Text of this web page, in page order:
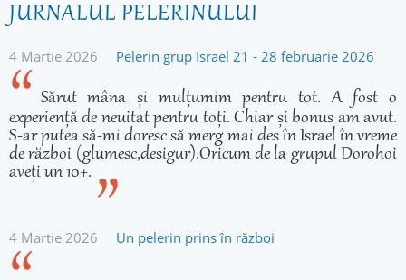
JURNALUL PELERINULUI
4 Martie 2026 Pelerin grup Israel 21 - 28 februarie 2026
Sărut mâna și mulțumim pentru tot. A fost o
experiență de neuitat pentru toți. Chiar și bonus am avut.
S-ar putea să-mi doresc să merg mai des în Israel în vreme
de război (glumesc,desigur).Oricum de la grupul Dorohoi
aveți un 10+.
4 Martie 2026 Un pelerin prins în război